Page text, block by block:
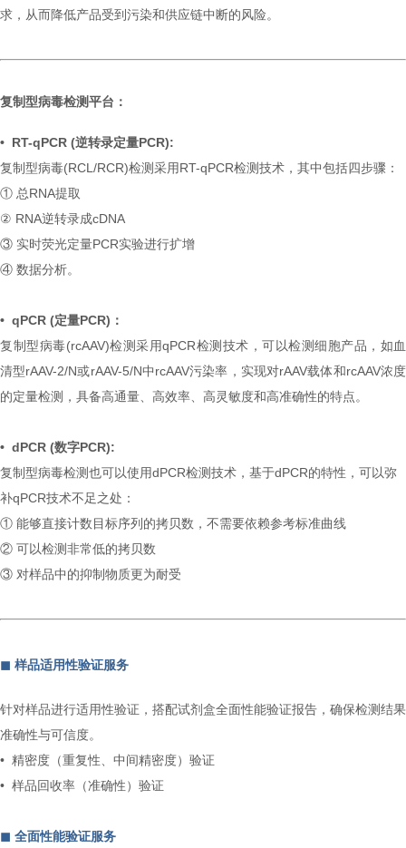
求，从而降低产品受到污染和供应链中断的风险。
复制型病毒检测平台：
• RT-qPCR (逆转录定量PCR):
复制型病毒(RCL/RCR)检测采用RT-qPCR检测技术，其中包括四步骤：
① 总RNA提取
② RNA逆转录成cDNA
③ 实时荧光定量PCR实验进行扩增
④ 数据分析。
• qPCR (定量PCR)：
复制型病毒(rcAAV)检测采用qPCR检测技术，可以检测细胞产品，如血
清型rAAV-2/N或rAAV-5/N中rcAAV污染率，实现对rAAV载体和rcAAV浓度
的定量检测，具备高通量、高效率、高灵敏度和高准确性的特点。
• dPCR (数字PCR):
复制型病毒检测也可以使用dPCR检测技术，基于dPCR的特性，可以弥
补qPCR技术不足之处：
① 能够直接计数目标序列的拷贝数，不需要依赖参考标准曲线
② 可以检测非常低的拷贝数
③ 对样品中的抑制物质更为耐受
◼︎ 样品适用性验证服务
针对样品进行适用性验证，搭配试剂盒全面性能验证报告，确保检测结果
准确性与可信度。
• 精密度（重复性、中间精密度）验证
• 样品回收率（准确性）验证
◼︎ 全面性能验证服务